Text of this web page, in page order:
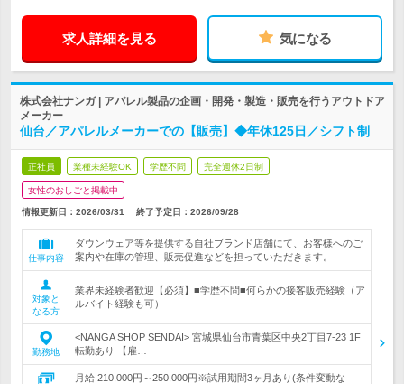
求人詳細を見る 気になる
株式会社ナンガ | アパレル製品の企画・開発・製造・販売を行うアウトドア
メーカー
仙台／アパレルメーカーでの【販売】◆年休125日／シフト制
正社員 業種未経験OK 学歴不問 完全週休2日制
女性のおしごと掲載中
情報更新日：2026/03/31 終了予定日： 2026/09/28
仕事内容
ダウンウェア等を提供する自社ブランド店舗にて、お客様へのご
案内や在庫の管理、販売促進などを担っていただきます。
対象と
なる方
業界未経験者歓迎【必須】■学歴不問■何らかの接客販売経験（ア
ルバイト経験も可）
勤務地
<NANGA SHOP SENDAI> 宮城県仙台市青葉区中央2丁目7-23 1F
転勤あり 【雇…
月給 210,000円～250,000円※試用期間3ヶ月あり(条件変動な